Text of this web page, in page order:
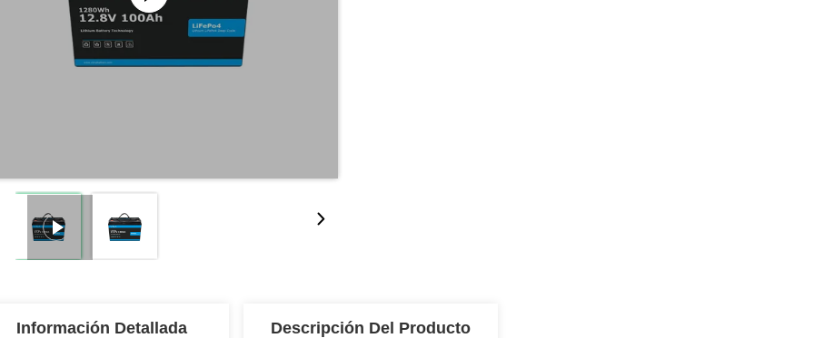
Información Detallada Descripción Del Producto